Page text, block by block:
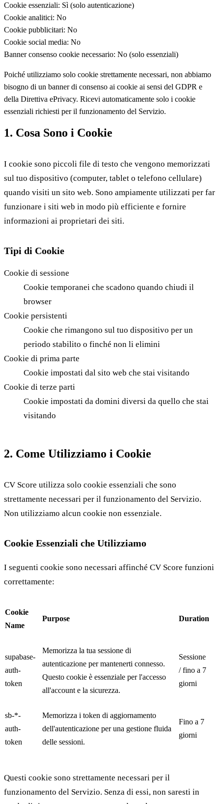
Cookie essenziali: Sì (solo autenticazione)
Cookie analitici: No
Cookie pubblicitari: No
Cookie social media: No
Banner consenso cookie necessario: No (solo essenziali)
Poiché utilizziamo solo cookie strettamente necessari, non abbiamo
bisogno di un banner di consenso ai cookie ai sensi del GDPR e
della Direttiva ePrivacy. Ricevi automaticamente solo i cookie
essenziali richiesti per il funzionamento del Servizio.
1. Cosa Sono i Cookie
I cookie sono piccoli file di testo che vengono memorizzati
sul tuo dispositivo (computer, tablet o telefono cellulare)
quando visiti un sito web. Sono ampiamente utilizzati per far
funzionare i siti web in modo più efficiente e fornire
informazioni ai proprietari dei siti.
Tipi di Cookie
Cookie di sessione
Cookie temporanei che scadono quando chiudi il
browser
Cookie persistenti
Cookie che rimangono sul tuo dispositivo per un
periodo stabilito o finché non li elimini
Cookie di prima parte
Cookie impostati dal sito web che stai visitando
Cookie di terze parti
Cookie impostati da domini diversi da quello che stai
visitando
2. Come Utilizziamo i Cookie
CV Score utilizza solo cookie essenziali che sono
strettamente necessari per il funzionamento del Servizio.
Non utilizziamo alcun cookie non essenziale.
Cookie Essenziali che Utilizziamo
I seguenti cookie sono necessari affinché CV Score funzioni
correttamente:
Cookie
Name
Purpose Duration
supabase-
auth-
token
Memorizza la tua sessione di
autenticazione per mantenerti connesso.
Questo cookie è essenziale per l'accesso
all'account e la sicurezza.
Sessione
/ fino a 7
giorni
sb-*-
auth-
token
Memorizza i token di aggiornamento
dell'autenticazione per una gestione fluida
delle sessioni.
Fino a 7
giorni
Questi cookie sono strettamente necessari per il
funzionamento del Servizio. Senza di essi, non saresti in